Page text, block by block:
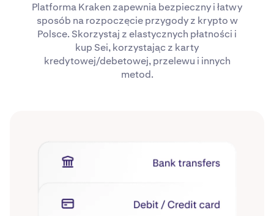
Platforma Kraken zapewnia bezpieczny i łatwy
sposób na rozpoczęcie przygody z krypto w
Polsce. Skorzystaj z elastycznych płatności i
kup Sei, korzystając z karty
kredytowej/debetowej, przelewu i innych
metod.